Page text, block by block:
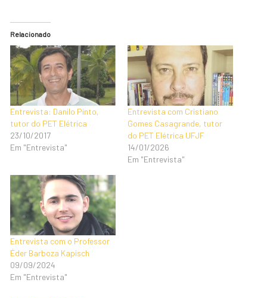
Relacionado
Entrevista: Danilo Pinto,
tutor do PET Elétrica
23/10/2017
Em "Entrevista"
Entrevista com Cristiano
Gomes Casagrande, tutor
do PET Elétrica UFJF
14/01/2026
Em "Entrevista"
Entrevista com o Professor
Éder Barboza Kapisch
09/09/2024
Em "Entrevista"